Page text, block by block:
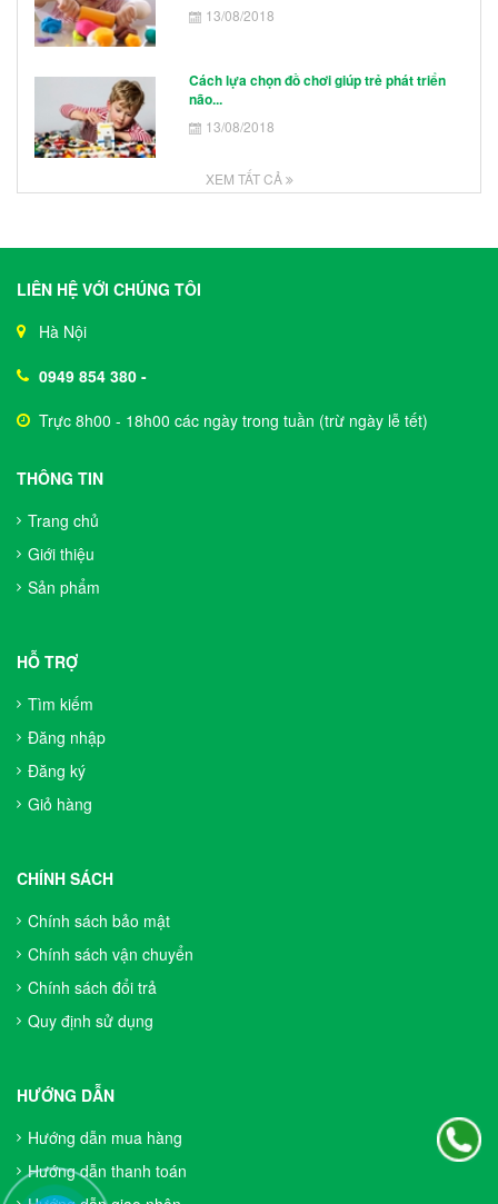
13/08/2018
Cách lựa chọn đồ chơi giúp trẻ phát triển
não...
13/08/2018
XEM TẤT CẢ
LIÊN HỆ VỚI CHÚNG TÔI
Hà Nội
0949 854 380 -
Trực 8h00 - 18h00 các ngày trong tuần (trừ ngày lễ tết)
THÔNG TIN
Trang chủ
Giới thiệu
Sản phẩm
HỖ TRỢ
Tìm kiếm
Đăng nhập
Đăng ký
Giỏ hàng
CHÍNH SÁCH
Chính sách bảo mật
Chính sách vận chuyển
Chính sách đổi trả
Quy định sử dụng
HƯỚNG DẪN
Hướng dẫn mua hàng
Hướng dẫn thanh toán